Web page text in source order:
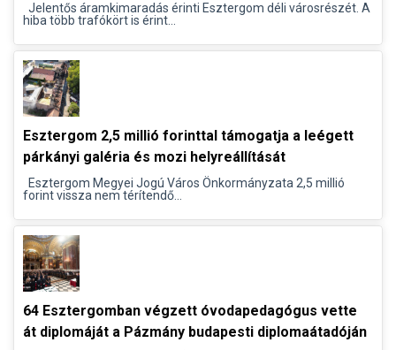
Jelentős áramkimaradás érinti Esztergom déli városrészét. A
hiba több trafókört is érint...
Esztergom 2,5 millió forinttal támogatja a leégett
párkányi galéria és mozi helyreállítását
Esztergom Megyei Jogú Város Önkormányzata 2,5 millió
forint vissza nem térítendő...
64 Esztergomban végzett óvodapedagógus vette
át diplomáját a Pázmány budapesti diplomaátadóján